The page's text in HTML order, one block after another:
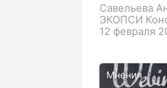
Савельева
ЭКОПСИ
12 февраля
Мнения